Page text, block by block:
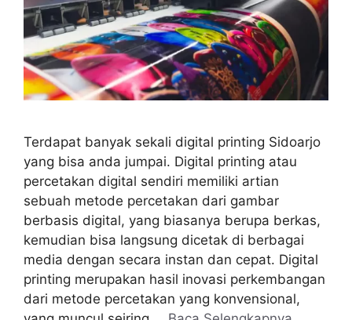
Terdapat banyak sekali digital printing Sidoarjo
yang bisa anda jumpai. Digital printing atau
percetakan digital sendiri memiliki artian
sebuah metode percetakan dari gambar
berbasis digital, yang biasanya berupa berkas,
kemudian bisa langsung dicetak di berbagai
media dengan secara instan dan cepat. Digital
printing merupakan hasil inovasi perkembangan
dari metode percetakan yang konvensional,